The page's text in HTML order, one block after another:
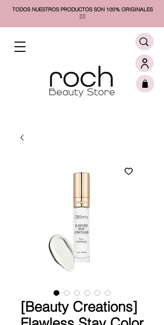
TODOS NUESTROS PRODUCTOS SON 100% ORIGINALES
❤️‍🔥​
[Beauty Creations]